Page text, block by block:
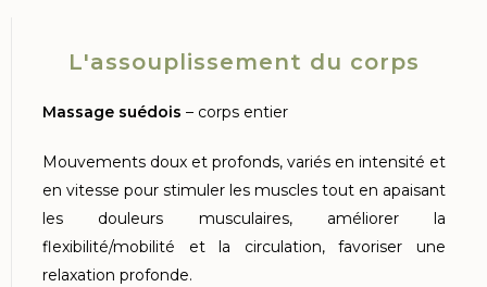
L'assouplissement du corps
Massage suédois – corps entier
Mouvements doux et profonds, variés en intensité et
en vitesse pour stimuler les muscles tout en apaisant
les douleurs musculaires, améliorer la
flexibilité/mobilité et la circulation, favoriser une
relaxation profonde.